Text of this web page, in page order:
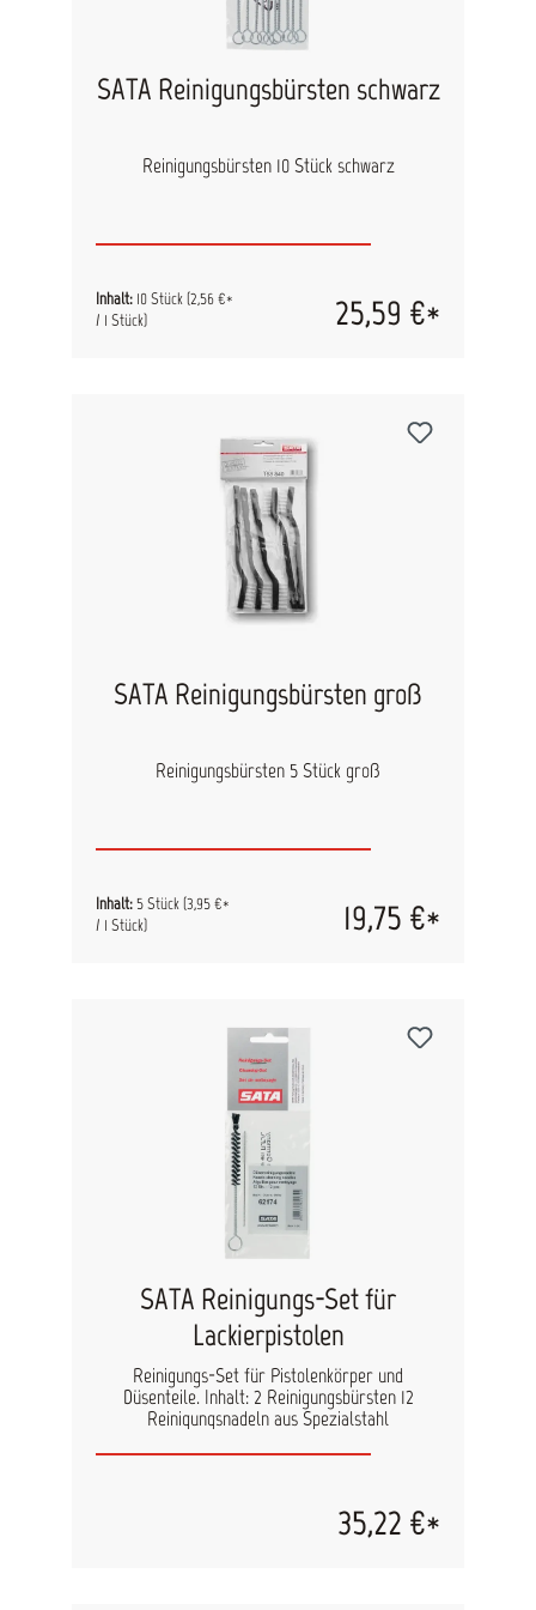
SATA Reinigungsbürsten schwarz
Reinigungsbürsten 10 Stück schwarz
Inhalt: 10 Stück(2,56 €*
/ 1 Stück)
25,59 €*
SATA Reinigungsbürsten groß
Reinigungsbürsten 5 Stück groß
Inhalt:5 Stück(3,95 €*
/ 1 Stück)
19,75 €*
SATA Reinigungs-Set für
Lackierpistolen
Reinigungs-Set für Pistolenkörper und
Düsenteile. Inhalt: 2 Reinigungsbürsten 12
Reinigungsnadeln aus Spezialstahl
35,22 €*